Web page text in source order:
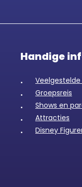
Handige
Groepsreis
Shows en
Attracties
Disney